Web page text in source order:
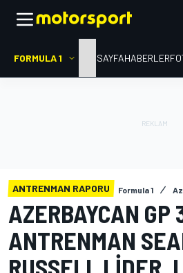
FORMULA 1 ANA SAYFAHABERLER
ANTRENMAN RAPORU Formula 1
AZERBAYCAN GP
ANTRENMAN